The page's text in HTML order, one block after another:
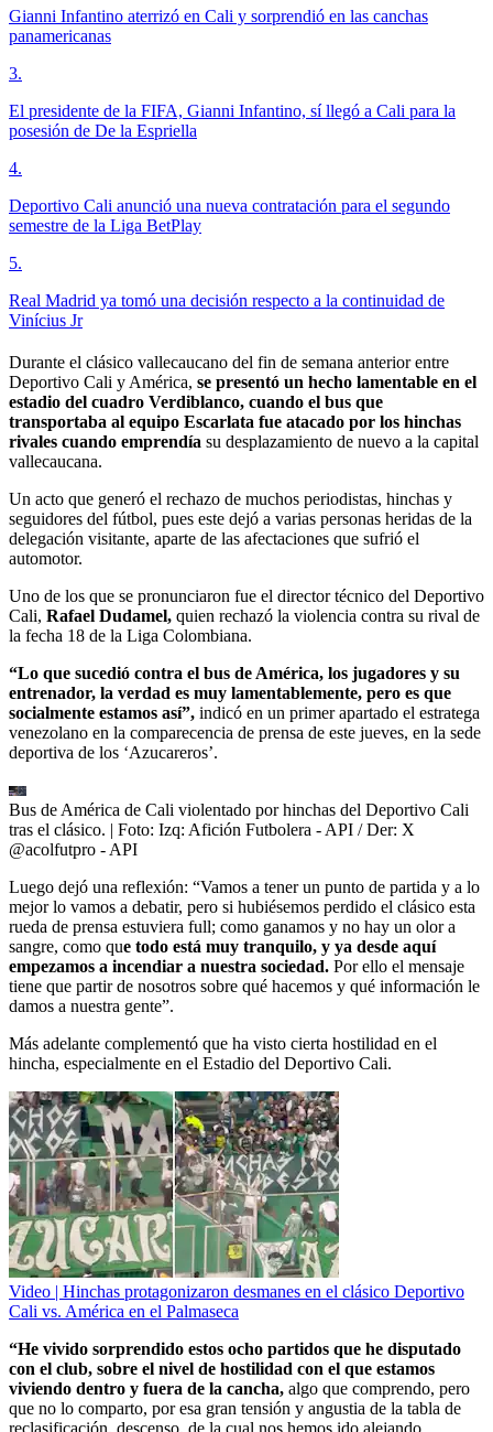
Gianni Infantino aterrizó en Cali y sorprendió en las canchas
panamericanas
3.
El presidente de la FIFA, Gianni Infantino, sí llegó a Cali para la
posesión de De la Espriella
4.
Deportivo Cali anunció una nueva contratación para el segundo
semestre de la Liga BetPlay
5.
Real Madrid ya tomó una decisión respecto a la continuidad de
Vinícius Jr
Durante el clásico vallecaucano del fin de semana anterior entre
Deportivo Cali y América, se presentó un hecho lamentable en el
estadio del cuadro Verdiblanco, cuando el bus que
transportaba al equipo Escarlata fue atacado por los hinchas
rivales cuando emprendía su desplazamiento de nuevo a la capital
vallecaucana.
Un acto que generó el rechazo de muchos periodistas, hinchas y
seguidores del fútbol, pues este dejó a varias personas heridas de la
delegación visitante, aparte de las afectaciones que sufrió el
automotor.
Uno de los que se pronunciaron fue el director técnico del Deportivo
Cali, Rafael Dudamel, quien rechazó la violencia contra su rival de
la fecha 18 de la Liga Colombiana.
“Lo que sucedió contra el bus de América, los jugadores y su
entrenador, la verdad es muy lamentablemente, pero es que
socialmente estamos así”, indicó en un primer apartado el estratega
venezolano en la comparecencia de prensa de este jueves, en la sede
deportiva de los ‘Azucareros’.
Bus de América de Cali violentado por hinchas del Deportivo Cali
tras el clásico. | Foto: Izq: Afición Futbolera - API / Der: X
@acolfutpro - API
Luego dejó una reflexión: “Vamos a tener un punto de partida y a lo
mejor lo vamos a debatir, pero si hubiésemos perdido el clásico esta
rueda de prensa estuviera full; como ganamos y no hay un olor a
sangre, como que todo está muy tranquilo, y ya desde aquí
empezamos a incendiar a nuestra sociedad. Por ello el mensaje
tiene que partir de nosotros sobre qué hacemos y qué información le
damos a nuestra gente”.
Más adelante complementó que ha visto cierta hostilidad en el
hincha, especialmente en el Estadio del Deportivo Cali.
Video | Hinchas protagonizaron desmanes en el clásico Deportivo
Cali vs. América en el Palmaseca
“He vivido sorprendido estos ocho partidos que he disputado
con el club, sobre el nivel de hostilidad con el que estamos
viviendo dentro y fuera de la cancha, algo que comprendo, pero
que no lo comparto, por esa gran tensión y angustia de la tabla de
reclasificación, descenso, de la cual nos hemos ido alejando